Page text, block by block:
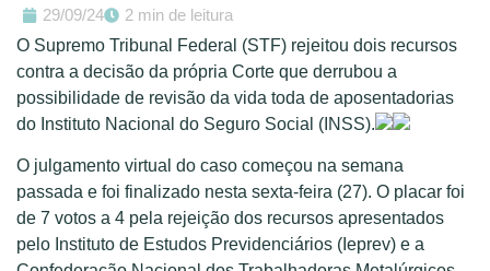
29/09/24
2 min de leitura
O Supremo Tribunal Federal (STF) rejeitou dois recursos
contra a decisão da própria Corte que derrubou a
possibilidade de revisão da vida toda de aposentadorias
do Instituto Nacional do Seguro Social (INSS).
O julgamento virtual do caso começou na semana
passada e foi finalizado nesta sexta-feira (27). O placar foi
de 7 votos a 4 pela rejeição dos recursos apresentados
pelo Instituto de Estudos Previdenciários (Ieprev) e a